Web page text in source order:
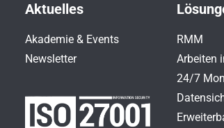
Aktuelles
Akademie & Events
Newsletter
RMM
Arbeiten
24/7